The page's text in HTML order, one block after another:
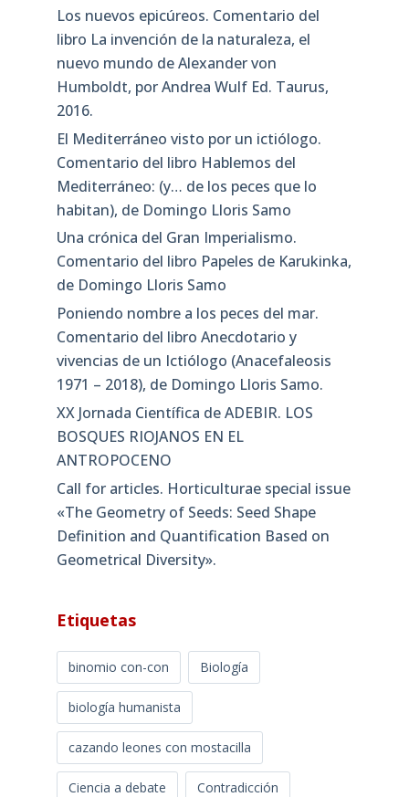
Los nuevos epicúreos. Comentario del
libro La invención de la naturaleza, el
nuevo mundo de Alexander von
Humboldt, por Andrea Wulf Ed. Taurus,
2016.
El Mediterráneo visto por un ictiólogo.
Comentario del libro Hablemos del
Mediterráneo: (y… de los peces que lo
habitan), de Domingo Lloris Samo
Una crónica del Gran Imperialismo.
Comentario del libro Papeles de Karukinka,
de Domingo Lloris Samo
Poniendo nombre a los peces del mar.
Comentario del libro Anecdotario y
vivencias de un Ictiólogo (Anacefaleosis
1971 – 2018), de Domingo Lloris Samo.
XX Jornada Científica de ADEBIR. LOS
BOSQUES RIOJANOS EN EL
ANTROPOCENO
Call for articles. Horticulturae special issue
«The Geometry of Seeds: Seed Shape
Definition and Quantification Based on
Geometrical Diversity»​.
Etiquetas
binomio con-con Biología
biología humanista
cazando leones con mostacilla
Ciencia a debate Contradicción